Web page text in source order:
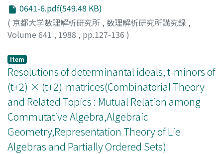
0641-6.pdf(549.48 KB)
( 京都大学数理解析研究所 , 数理解析研究所講究録 ,
Volume 641 , 1988 , pp.127-136 )
Item
Resolutions of determinantal ideals, t-minors of
(t+2) × (t+2)-matrices(Combinatorial Theory
and Related Topics : Mutual Relation among
Commutative Algebra,Algebraic
Geometry,Representation Theory of Lie
Algebras and Partially Ordered Sets)